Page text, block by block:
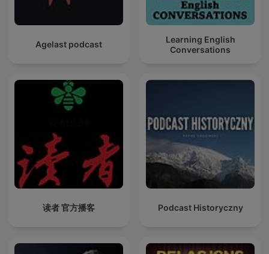
Agelast podcast
Learning English
Conversations
读者 官方播客 Podcast Historyczny